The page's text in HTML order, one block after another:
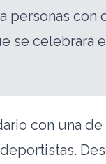
personas con
se celebrará
con una